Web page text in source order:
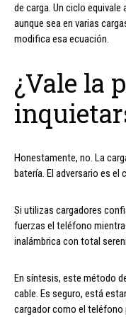
de carga. Un ciclo equivale
aunque sea en varias
modifica esa ecuación.
¿Vale la
Honestamente, no. La
batería. El adversario es
Si utilizas cargadores
fuerzas el teléfono
inalámbrica con total
En síntesis, este método
cable. Es seguro, está
cargador como el teléfono